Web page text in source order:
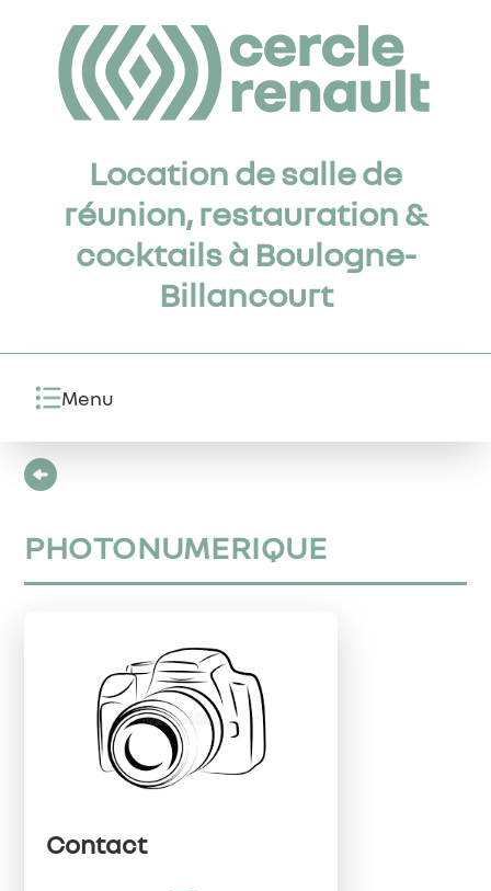
Location de salle de
réunion, restauration &
cocktails à Boulogne-
Billancourt
Menu
PHOTONUMERIQUE
Contact